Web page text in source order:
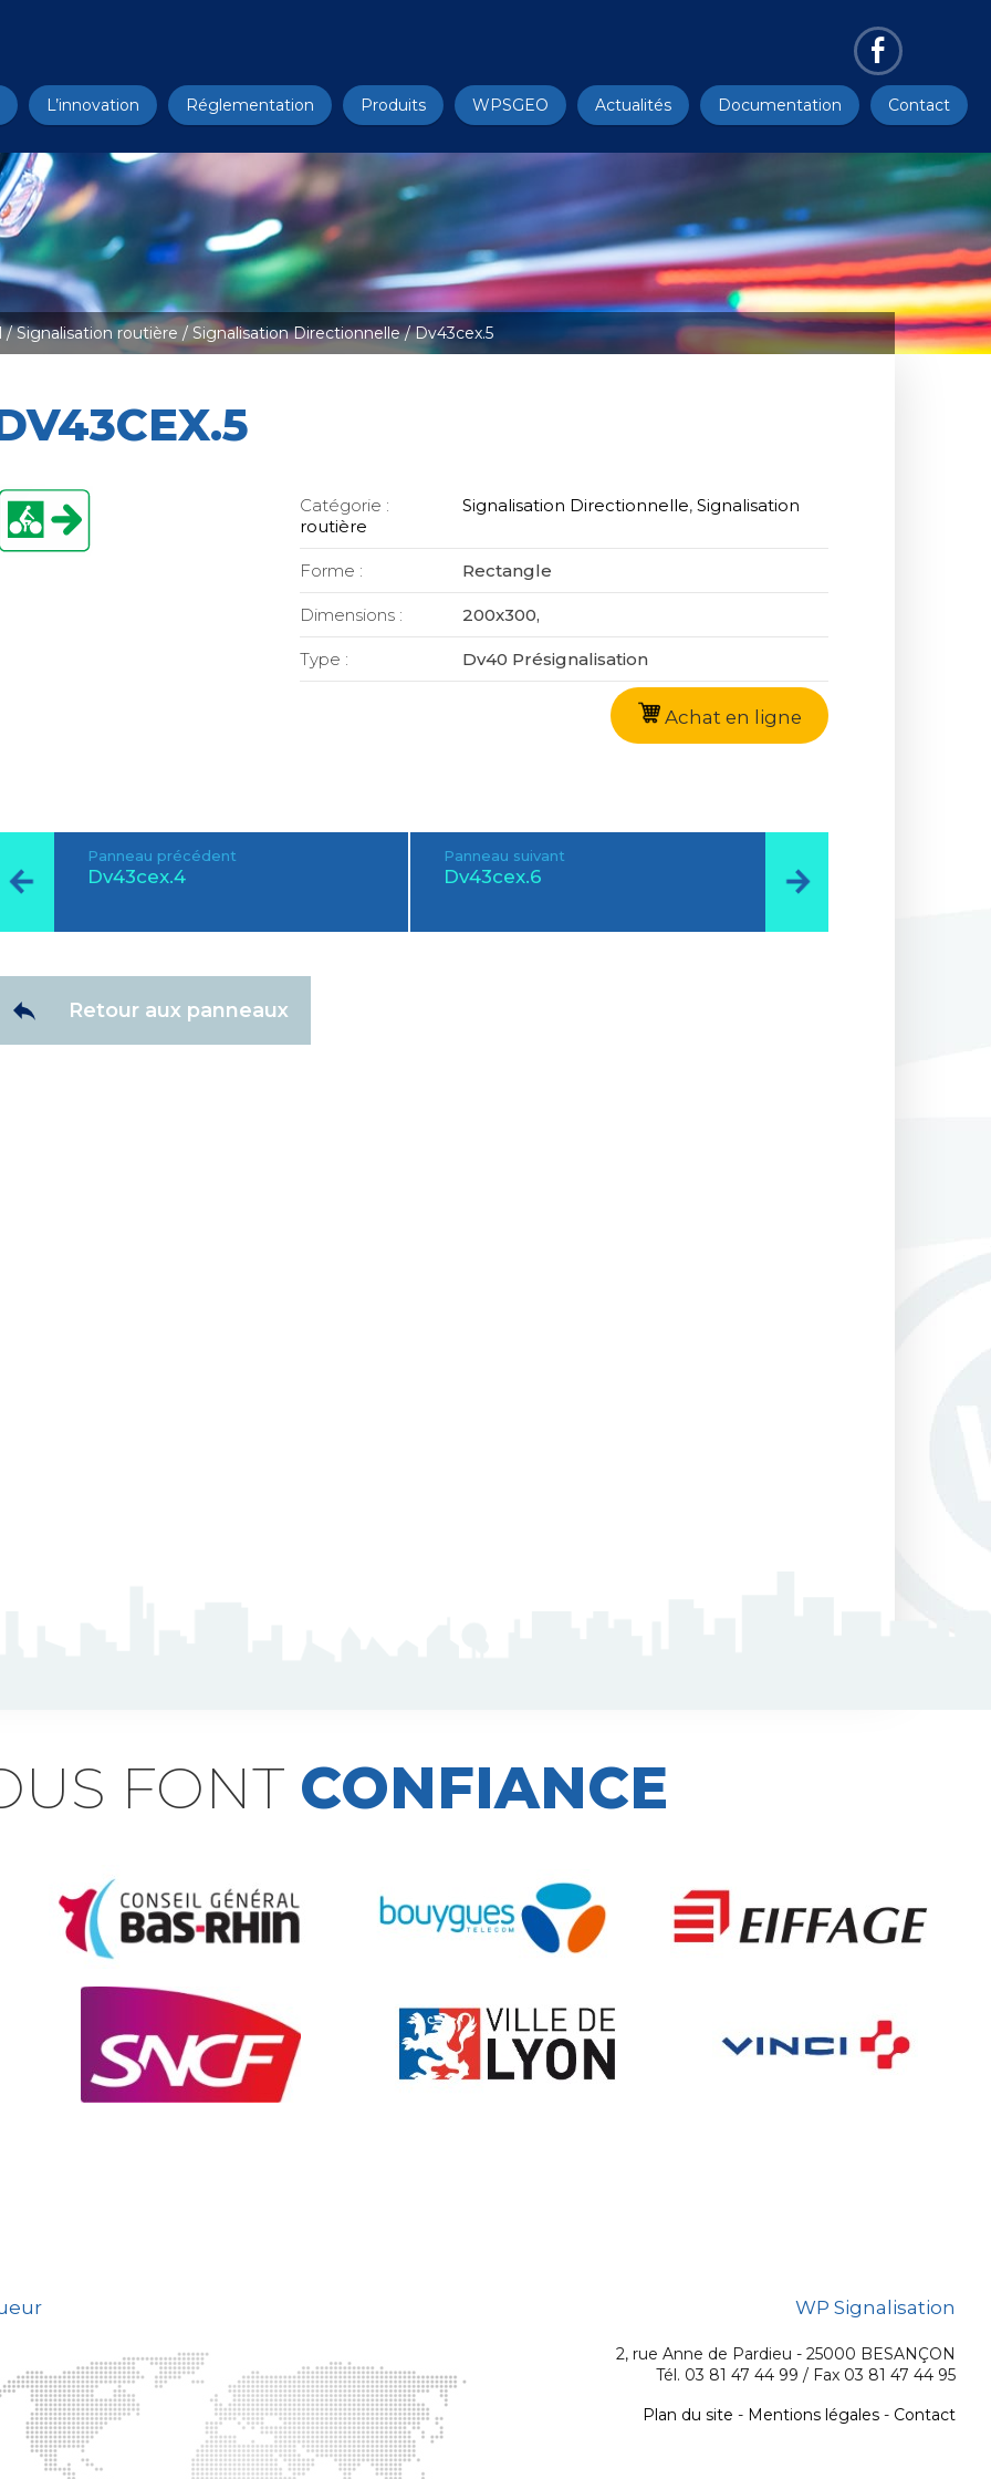
L’innovation Réglementation Produits WPSGEO Actualités Documentation Contact
/Signalisation routière / Signalisation Directionnelle/ Dv43cex.5
Catégorie : Signalisation Directionnelle,Signalisation
routière
Forme : Rectangle
Dimensions : 200x300,
Type : Dv40 Présignalisation
Achat en ligne
Panneau précédent
Dv43cex.4
Panneau suivant
Dv43cex.6
Retour aux panneaux
FONT CONFIANCE
WP Signalisation
2, rue Anne de Pardieu - 25000 BESANÇON
Tél. 03 81 47 44 99 / Fax 03 81 47 44 95
Plan du site - Mentions légales - Contact